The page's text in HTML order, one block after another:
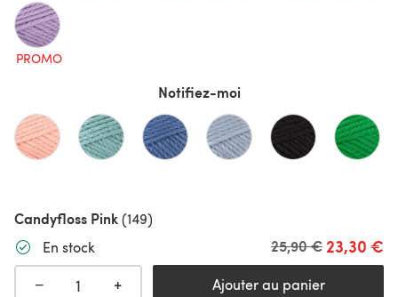
PROMO
Notifiez-moi
Candyfloss Pink(149)
En stock
23,30 €
Ancien prix
25,90 €
− + Ajouter au panier